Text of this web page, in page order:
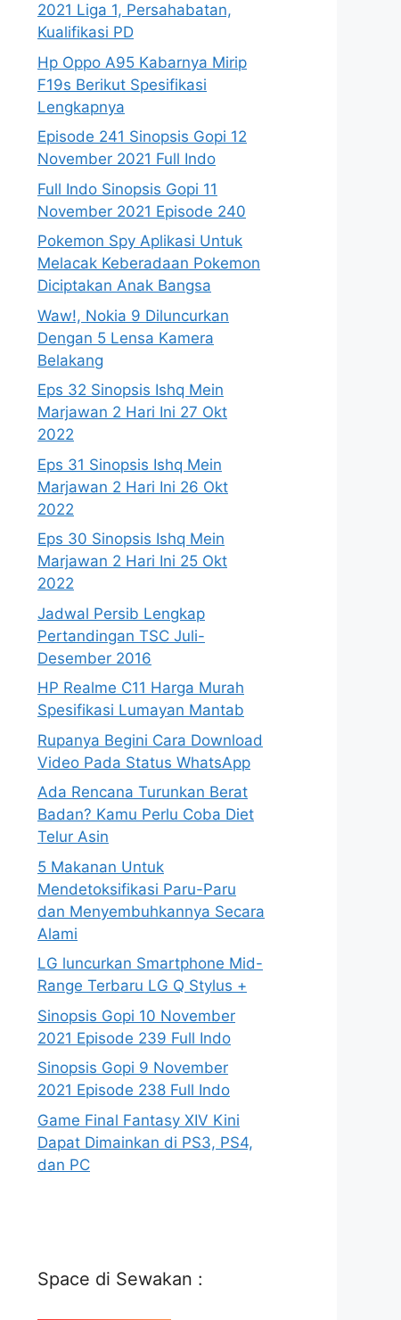
2021 Liga 1, Persahabatan,
Kualifikasi PD
Hp Oppo A95 Kabarnya Mirip
F19s Berikut Spesifikasi
Lengkapnya
Episode 241 Sinopsis Gopi 12
November 2021 Full Indo
Full Indo Sinopsis Gopi 11
November 2021 Episode 240
Pokemon Spy Aplikasi Untuk
Melacak Keberadaan Pokemon
Diciptakan Anak Bangsa
Waw!, Nokia 9 Diluncurkan
Dengan 5 Lensa Kamera
Belakang
Eps 32 Sinopsis Ishq Mein
Marjawan 2 Hari Ini 27 Okt
2022
Eps 31 Sinopsis Ishq Mein
Marjawan 2 Hari Ini 26 Okt
2022
Eps 30 Sinopsis Ishq Mein
Marjawan 2 Hari Ini 25 Okt
2022
Jadwal Persib Lengkap
Pertandingan TSC Juli-
Desember 2016
HP Realme C11 Harga Murah
Spesifikasi Lumayan Mantab
Rupanya Begini Cara Download
Video Pada Status WhatsApp
Ada Rencana Turunkan Berat
Badan? Kamu Perlu Coba Diet
Telur Asin
5 Makanan Untuk
Mendetoksifikasi Paru-Paru
dan Menyembuhkannya Secara
Alami
LG luncurkan Smartphone Mid-
Range Terbaru LG Q Stylus +
Sinopsis Gopi 10 November
2021 Episode 239 Full Indo
Sinopsis Gopi 9 November
2021 Episode 238 Full Indo
Game Final Fantasy XIV Kini
Dapat Dimainkan di PS3, PS4,
dan PC
Space di Sewakan :